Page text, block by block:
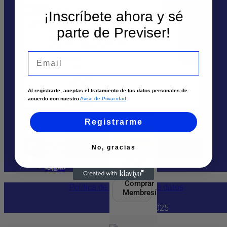
Contáctanos
Sedes y Horarios
Solicita un asesor
Atención por WhatsApp
Palmira
Armenia
Pereira
Ingreso
Realizar
pago
Comprar
Membresía
Quiénes Somos
Trabaja aquí
Ayuda
Preguntas Frecuentes
Seguir
Seguir
Política de tratamiento de datos
Copyright 2025
¡Inscríbete ahora y sé
parte de Previser!
Al registrarte, aceptas el tratamiento de tus datos personales de
acuerdo con nuestroAviso de Privacidad
Registrarme
No, gracias